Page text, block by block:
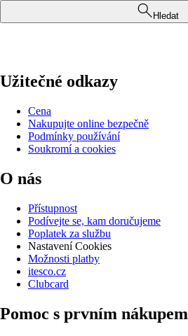
Hledat
Užitečné odkazy
Cena
Nakupujte online bezpečně
Podmínky používání
Soukromí a cookies
O nás
Přístupnost
Podívejte se, kam doručujeme
Poplatek za službu
Nastavení Cookies
Možnosti platby
itesco.cz
Clubcard
Pomoc s prvním nákupem